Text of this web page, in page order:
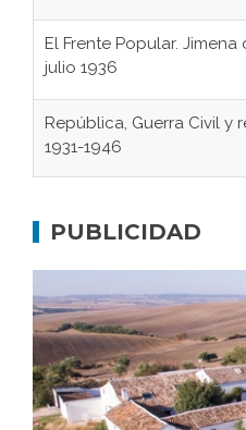
El Frente Popular.
julio 1936
República, Guerra Civil y
1931-1946
concentración nazis
Bornos
El Frente Popular.
Juntar las letras. La
PUBLICIDAD